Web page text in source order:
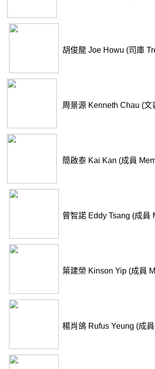
胡俊龍 Joe Howu (司庫
周景源 Kenneth Chau (文
簡啟泰 Kai Kan (成員
曾智諾 Eddy Tsang (成員
葉建榮 Kinson Yip (成員
楊肖鴿 Rufus Yeung (成